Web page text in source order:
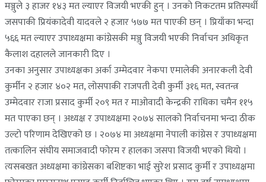
मञ्जुले ३ हाजर १४३ मत ल्याएर विजयी भएकी हुन् । उनको निकटतम प्रतिस्पर्धी
जसपाकी प्रियंकादेवी यादवले २ हजार ५७७ मत पाएकी छन् । प्रियाँका भन्दा
५६६ मत ल्याएर उपाध्यक्षमा कांग्रेसकी मञ्जु विजयी भएकी निर्वाचन अधिकृत
कैलाश दहालले जानकारी दिए ।
उनका अनुसार उपाध्यक्षका अर्का उम्मेदवार नेकपा एमालेकी अनारकली देवी
कुर्मीन २ हजार ४०२ मत, लोसपाकी राजपती देवी कुर्मी ३१६ मत, स्वतन्त्र
उम्मेदवार राजा प्रसाद कुर्मी २०९ मत र माओवादी केन्द्रकी राधिका चमैन ११५
मत पाएका छन् । अध्यक्ष र उपाध्यक्षमा २०७४ सालको निर्वाचनमा भन्दा ठीक
उल्टो परिणाम देखिएको छ । २०७४ मा अध्यक्षमा नेपाली कांग्रेस र उपाध्यक्षमा
तत्कालिन संघीय समाजवादी फोरम र हालका जसपा विजयी भएको थियो ।
त्यसबखत अध्यक्षमा कांग्रेसका बशिष्टका भाई सुरेश प्रसाद कुर्मी र उपाध्यक्षमा